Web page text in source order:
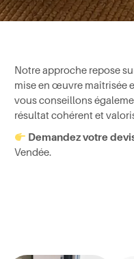
Notre approche repose
mise en œuvre maîtrisée
vous conseillons
résultat cohérent et
Demandez votre
Vendée.